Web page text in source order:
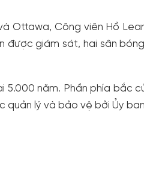
Ottawa, Công viên Hồ
giám sát, hai sân
năm. Phần phía bắc
lý và bảo vệ bởi Ủy